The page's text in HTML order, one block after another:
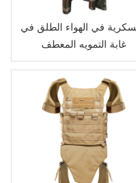
في الهواء الطلق في
غابة التمويه المعطف